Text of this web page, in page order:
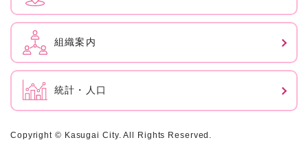
組織案内
統計・人口
Copyright © Kasugai City. All Rights Reserved.